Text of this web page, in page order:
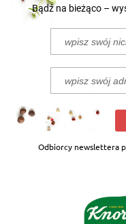
Bądź na bieżąco –
Odbiorcy newslettera